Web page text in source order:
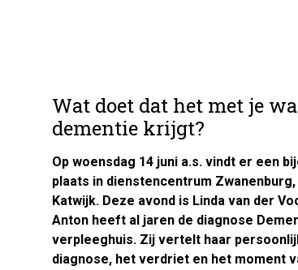
Wat doet dat het met je
dementie krijgt?
Op woensdag 14 juni a.s. vindt er een
plaats in dienstencentrum
Katwijk. Deze avond is Linda van der
Anton heeft al jaren de diagnose
verpleeghuis. Zij vertelt haar
diagnose, het verdriet en het moment